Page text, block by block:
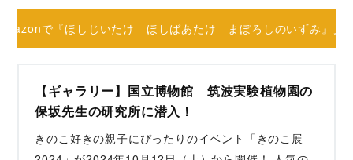
で『ほしじいたけ ほしばあたけ まぼろしのいずみ』見
【ギャラリー】国立博物館 筑波実験植物園の
保坂先生の研究所に潜入！
きのこ好きの親子にぴったりのイベント「きのこ展